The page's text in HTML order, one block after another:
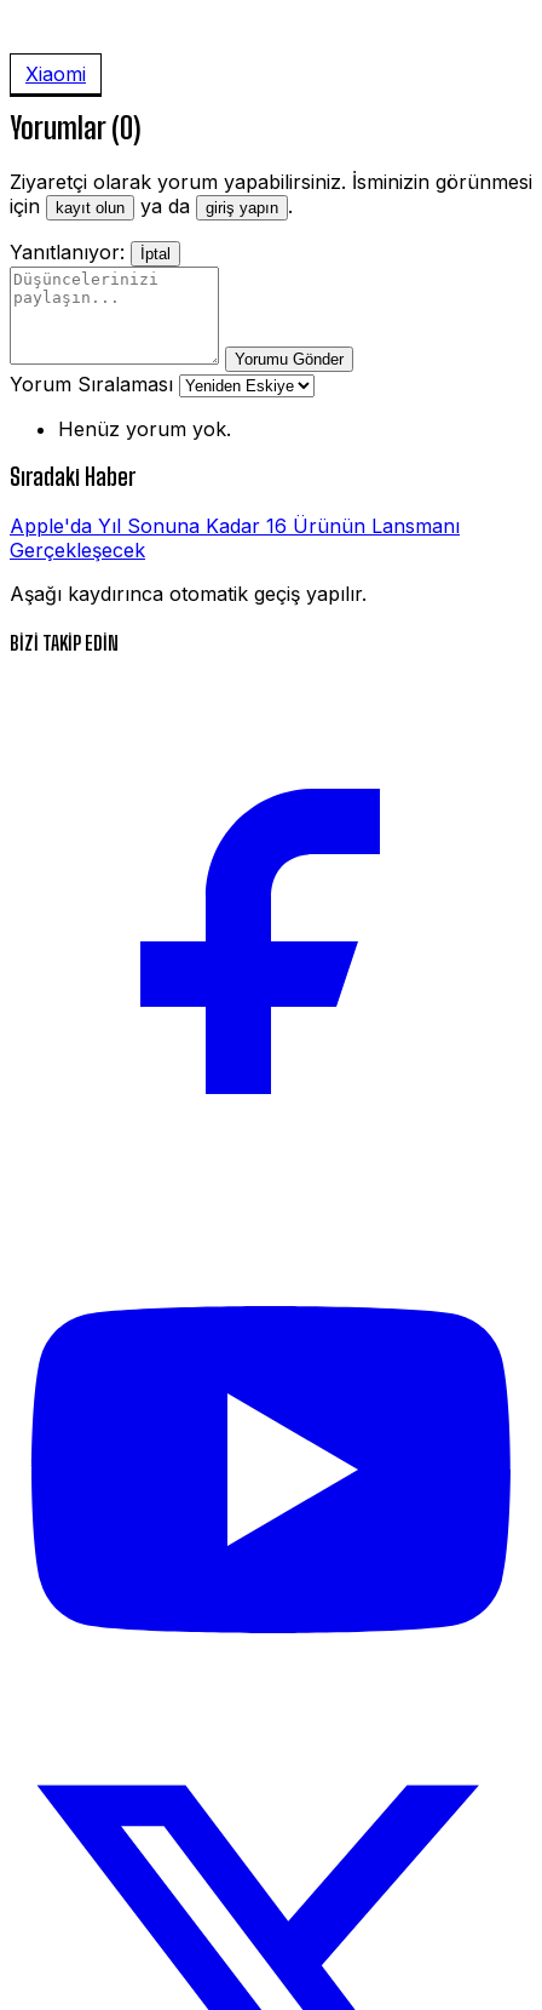
Xiaomi
Yorumlar (0)
Ziyaretçi olarak yorum yapabilirsiniz. İsminizin görünmesi
için
kayıt olun ya da giriş yapın .
Yanıtlanıyor:
İptal
Yorumu Gönder
Yorum Sıralaması
Henüz yorum yok.
Sıradaki Haber
Apple'da Yıl Sonuna Kadar 16 Ürünün Lansmanı
Gerçekleşecek
Aşağı kaydırınca otomatik geçiş yapılır.
BİZİ TAKİP EDİN